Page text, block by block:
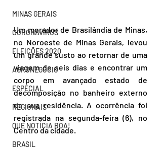
MINAS GERAIS
CORONAVÍRUS
ELEIÇÕES 2020
AGRONEGÓCIO
ESPECIAL
REGIONAIS
QUE NOTÍCIA BOA!
BRASIL
Um morador de Brasilândia de Minas,
no Noroeste de Minas Gerais, levou
um grande susto ao retornar de uma
viagem de seis dias e encontrar um
corpo em avançado estado de
decomposição no banheiro externo
de sua residência. A ocorrência foi
registrada na segunda-feira (6), no
Centro da cidade.